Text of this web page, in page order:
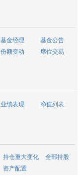
基金经理
基金公告
份额变动
席位交易
业绩表现
净值列表
持仓重大变化
全部持股
资产配置